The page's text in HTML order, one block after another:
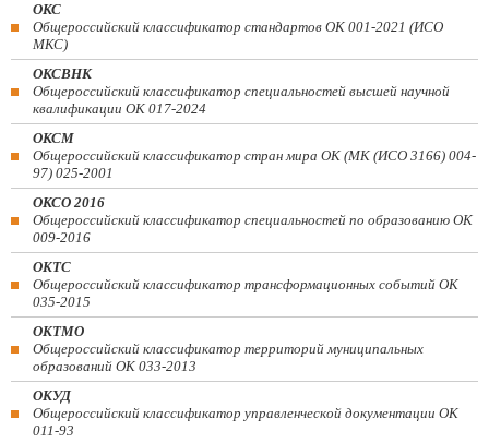
ОКС
Общероссийский классификатор стандартов ОК 001-2021 (ИСО
МКС)
ОКСВНК
Общероссийский классификатор специальностей высшей научной
квалификации ОК 017-2024
ОКСМ
Общероссийский классификатор стран мира ОК (МК (ИСО 3166) 004-
97) 025-2001
ОКСО 2016
Общероссийский классификатор специальностей по образованию ОК
009-2016
ОКТС
Общероссийский классификатор трансформационных событий ОК
035-2015
ОКТМО
Общероссийский классификатор территорий муниципальных
образований ОК 033-2013
ОКУД
Общероссийский классификатор управленческой документации ОК
011-93